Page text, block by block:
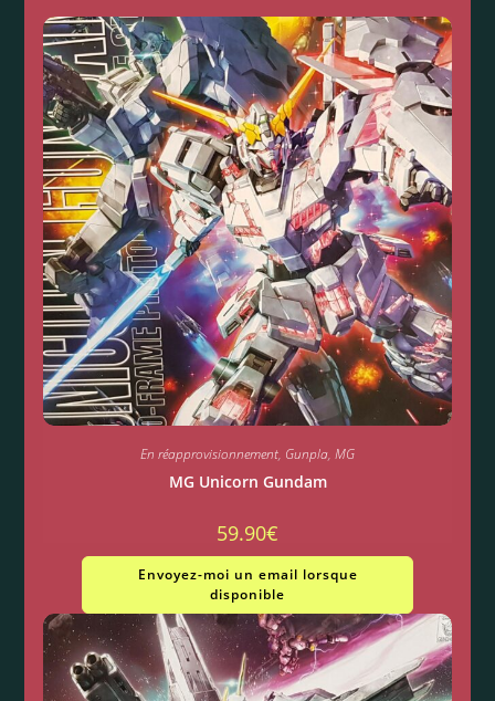
En réapprovisionnement, Gunpla, MG
MG Unicorn Gundam
59.90€
Envoyez-moi un email lorsque
disponible